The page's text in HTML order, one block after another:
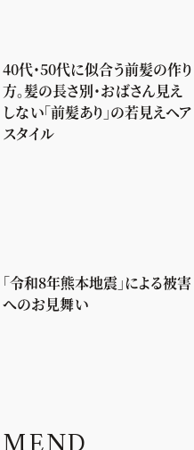
40代・50代に似合う前髪の作り
方。髪の長さ別・おばさん見え
しない「前髪あり」の若見えヘア
スタイル
「令和8年熊本地震」による被害
へのお見舞い